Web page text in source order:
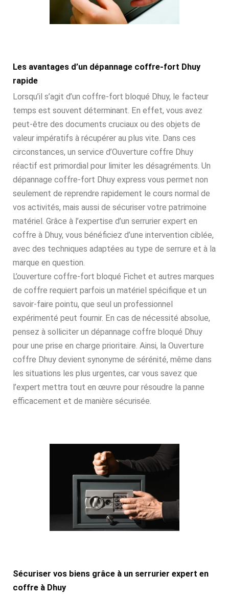
Les avantages d’un dépannage coffre-fort Dhuy
rapide
Lorsqu’il s’agit d’un coffre-fort bloqué Dhuy, le facteur
temps est souvent déterminant. En effet, vous avez
peut-être des documents cruciaux ou des objets de
valeur impératifs à récupérer au plus vite. Dans ces
circonstances, un service d’Ouverture coffre Dhuy
réactif est primordial pour limiter les désagréments. Un
dépannage coffre-fort Dhuy express vous permet non
seulement de reprendre rapidement le cours normal de
vos activités, mais aussi de sécuriser votre patrimoine
matériel. Grâce à l’expertise d’un serrurier expert en
coffre à Dhuy, vous bénéficiez d’une intervention ciblée,
avec des techniques adaptées au type de serrure et à la
marque en question.
L’ouverture coffre-fort bloqué Fichet et autres marques
de coffre requiert parfois un matériel spécifique et un
savoir-faire pointu, que seul un professionnel
expérimenté peut fournir. En cas de nécessité absolue,
pensez à solliciter un dépannage coffre bloqué Dhuy
pour une prise en charge prioritaire. Ainsi, la Ouverture
coffre Dhuy devient synonyme de sérénité, même dans
les situations les plus urgentes, car vous savez que
l’expert mettra tout en œuvre pour résoudre la panne
efficacement et de manière sécurisée.
Sécuriser vos biens grâce à un serrurier expert en
coffre à Dhuy